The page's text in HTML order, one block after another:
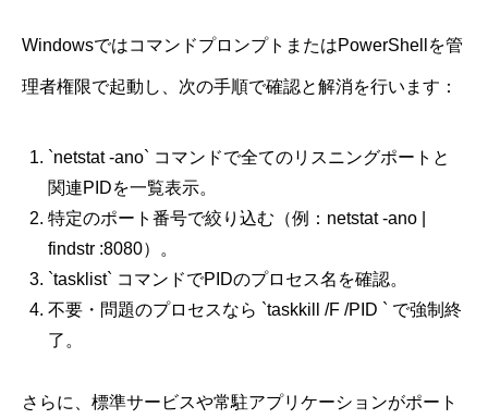
WindowsではコマンドプロンプトまたはPowerShellを管
理者権限で起動し、次の手順で確認と解消を行います：
`netstat -ano` コマンドで全てのリスニングポートと
関連PIDを一覧表示。
特定のポート番号で絞り込む（例：netstat -ano |
findstr :8080）。
`tasklist` コマンドでPIDのプロセス名を確認。
不要・問題のプロセスなら `taskkill /F /PID ` で強制終
了。
さらに、標準サービスや常駐アプリケーションがポート